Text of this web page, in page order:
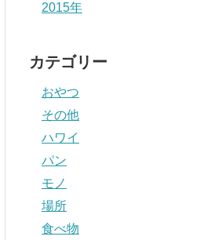
2015年
カテゴリー
おやつ
その他
ハワイ
パン
モノ
場所
食べ物